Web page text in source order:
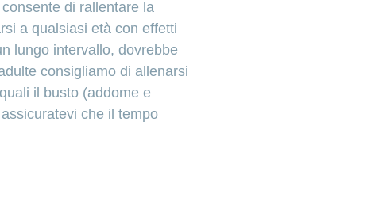
di rallentare la
a qualsiasi età con effetti
lungo intervallo, dovrebbe
consigliamo di allenarsi
il busto (addome e
che il tempo